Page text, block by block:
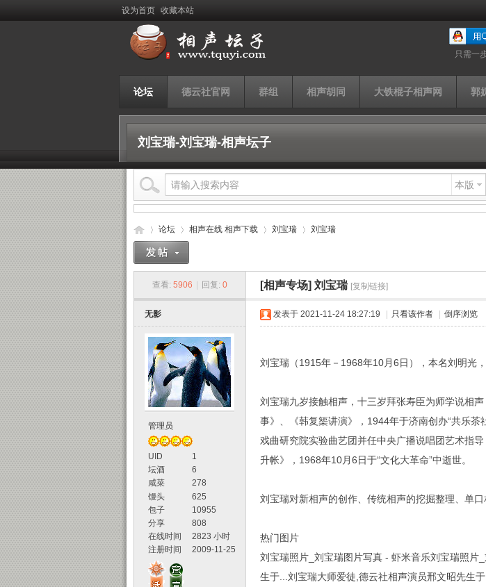
设为首页 收藏本站
只需一
论坛 德云社官网 群组 相声胡同 大铁棍子相声网 郭
刘宝瑞-刘宝瑞-相声坛子
本版
论坛
›
相声在线 相声下载 刘宝瑞
›
刘宝瑞
查看: 5906 回复: 0 [相声专场] 刘宝瑞 [复制链接]
无影
管理员
UID
1
坛酒
6
咸菜
278
馒头
625
包子
10955
分享
808
在线时间
2823 小时
注册时间
2009-11-25
发表于 2021-11-24 18:27:19 只看该作者 倒序浏览
刘宝瑞（1915年－1968年10月6日），本名刘明光
刘宝瑞九岁接触相声，十三岁拜张寿臣为师学说相
事》、《韩复榘讲演》，1944年于济南创办“共乐
戏曲研究院实验曲艺团并任中央广播说唱团艺术指
升帐》，1968年10月6日于“文化大革命”中逝世。
刘宝瑞对新相声的创作、传统相声的挖掘整理、单
热门图片
刘宝瑞照片_刘宝瑞图片写真 - 虾米音乐刘宝瑞照片
生于...刘宝瑞大师爱徒,德云社相声演员邢文昭先生